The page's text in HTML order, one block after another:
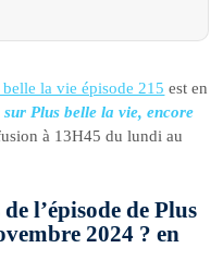
belle la vie épisode 215 est en
Plus belle la vie, encore
à 13H45 du lundi au
l’épisode de Plus
2024 ? en